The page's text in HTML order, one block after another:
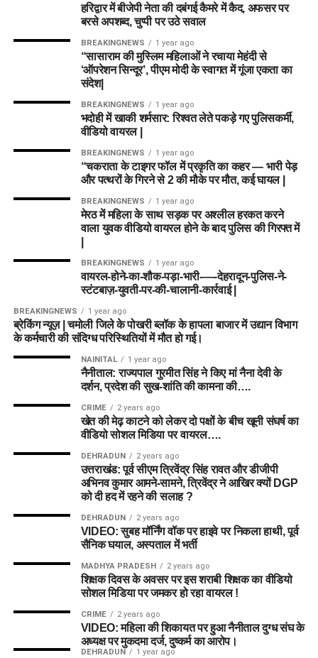
हरिद्वार में बीजेपी नेता की दबंगई कैमरे में कैद, अफसर पर
बरसे अपशब्द, चुप्पी पर उठे सवाल
BREAKINGNEWS 1 year ago
“सासाराम की मुस्लिम महिलाओं ने रचाया मेहंदी से
‘ऑपरेशन सिन्दूर’, पीएम मोदी के स्वागत में गूंजा एकता का
संदेश|
BREAKINGNEWS 1 year ago
भदोही में खाकी शर्मसार: रिश्वत लेते पकड़े गए पुलिसकर्मी,
वीडियो वायरल |
BREAKINGNEWS 1 year ago
“चकराता के टाइगर फॉल में प्रकृति का कहर — भारी पेड़
और पत्थरों के गिरने से 2 की मौके पर मौत, कई घायल |
BREAKINGNEWS 1 year ago
मेरठ में महिला के साथ सड़क पर अश्लील हरकत करने
वाला युवक वीडियो वायरल होने के बाद पुलिस की गिरफ्त में
BREAKINGNEWS 1 year ago
वायरल-होने-का-शौक-पड़ा-भारी-—-देहरादून-पुलिस-ने-
स्टंटबाज़-युवती-पर-की-चालानी-कार्रवाई |
BREAKINGNEWS 1 year ago
ब्रेकिंग न्यूज़ | चमोली जिले के पोखरी ब्लॉक के हापला बाजार में उद्यान विभाग
के कर्मचारी की संदिग्ध परिस्थितियों में मौत हो गई।
NAINITAL 1 year ago
नैनीताल: राज्यपाल गुरमीत सिंह ने किए मां नैना देवी के
दर्शन, प्रदेश की सुख-शांति की कामना की….
CRIME 2 years ago
खेत की मेढ़ काटने को लेकर दो पक्षों के बीच खूनी संघर्ष का
वीडियो सोशल मिडिया पर वायरल….
DEHRADUN 2 years ago
उत्तराखंड: पूर्व सीएम त्रिवेंद्र सिंह रावत और डीजीपी
अभिनव कुमार आमने-सामने, त्रिवेंद्र ने आखिर क्यों DGP
को दी हद में रहने की सलाह ?
DEHRADUN 2 years ago
VIDEO: सुबह मॉर्निंग वॉक पर हाइवे पर निकला हाथी, पूर्व
सैनिक घयाल, अस्पताल में भर्ती
MADHYA PRADESH 2 years ago
शिक्षक दिवस के अवसर पर इस शराबी शिक्षक का वीडियो
सोशल मिडिया पर जमकर हो रहा वायरल !
CRIME 2 years ago
VIDEO: महिला की शिकायत पर हुआ नैनीताल दुग्ध संघ के
अध्यक्ष पर मुकदमा दर्ज, दुष्कर्म का आरोप।
DEHRADUN 1 year ago